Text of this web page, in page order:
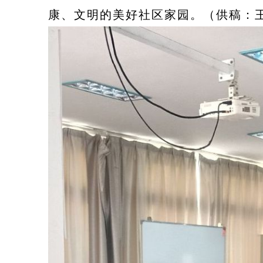
康、文明的美好社区家园。（供稿：